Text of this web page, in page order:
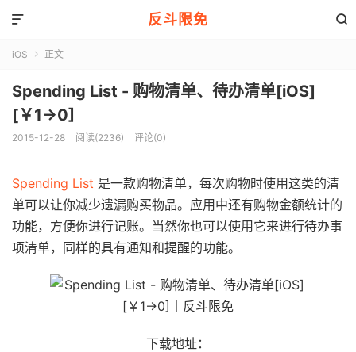
反斗限免 

iOS  正文
Spending List - 购物清单、待办清单[iOS]
[￥1→0]
2015-12-28 阅读(2236) 评论(0)
Spending List 是一款购物清单，每次购物时使用这类的清
单可以让你减少遗漏购买物品。应用中还有购物金额统计的
功能，方便你进行记账。当然你也可以使用它来进行待办事
项清单，同样的具有通知和提醒的功能。
下载地址：